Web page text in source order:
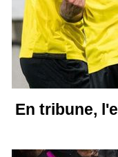
En tribune,